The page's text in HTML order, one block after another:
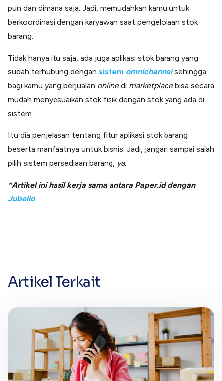
pun dan dimana saja. Jadi, memudahkan kamu untuk
berkoordinasi dengan karyawan saat pengelolaan stok
barang.
Tidak hanya itu saja, ada juga aplikasi stok barang yang
sudah terhubung dengan sistem omnichannel sehingga
bagi kamu yang berjualan onlinedi marketplacebisa secara
mudah menyesuaikan stok fisik dengan stok yang ada di
sistem.
Itu dia penjelasan tentang fitur aplikasi stok barang
beserta manfaatnya untuk bisnis. Jadi, jangan sampai salah
pilih sistem persediaan barang, ya.
*Artikel ini hasil kerja sama antara Paper.id dengan
Jubelio
Artikel Terkait